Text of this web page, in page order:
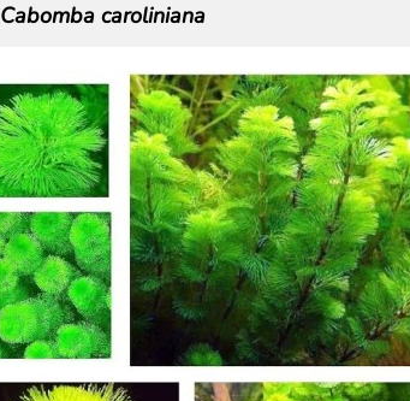
Cabomba caroliniana